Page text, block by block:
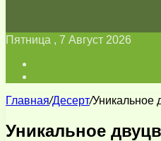
Пятница , 7 Август 2026
Главная/Десерт/Уникальное
Уникальное